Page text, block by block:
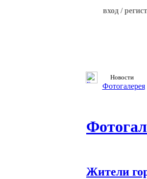
вход /
Новости
Фотогалерея
Жители